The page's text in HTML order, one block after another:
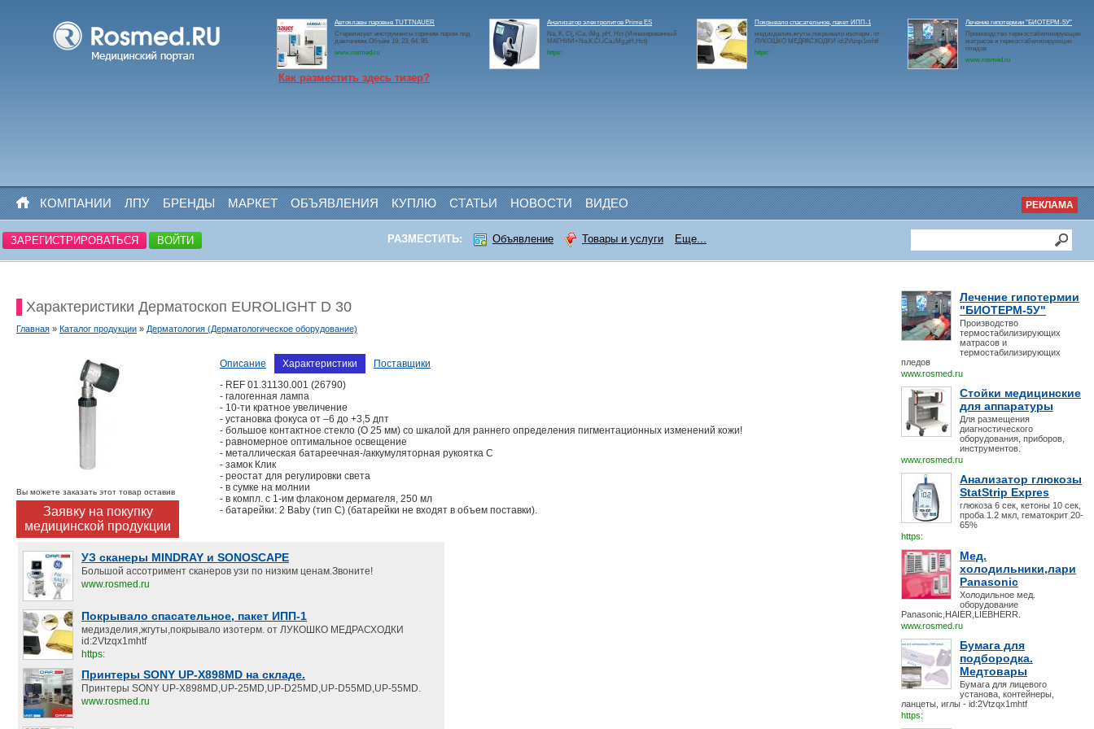
Автоклавы паровые TUTTNAUER
Стерилизует инструменты горячим паром под
давлением.Объём 19, 23, 64, 85.
www.rosmed.ru
Анализатор электролитов Prime ES
Na, K, Cl, iCa, iMg, pH, Hct (Ионизированный
МАГНИЙ+Na,K,Cl,iCa,iMg,pH,Hct)
https:
Покрывало спасательное, пакет ИПП-1
медизделия,жгуты,покрывало изотерм. от
ЛУКОШКО МЕДРАСХОДКИ id:2Vtzqx1mhtf
https:
Лечение гипотермии "БИОТЕРМ-5У"
Производство термостабилизирующих
матрасов и термостабилизирующих
пледов
www.rosmed.ru
Как разместить здесь тизер?
КОМПАНИИ ЛПУ БРЕНДЫ МАРКЕТ ОБЪЯВЛЕНИЯ КУПЛЮ СТАТЬИ НОВОСТИ ВИДЕО РЕКЛАМА
ЗАРЕГИСТРИРОВАТЬСЯ ВОЙТИ РАЗМЕСТИТЬ: Объявление Товары и услуги Еще...
Лечение гипотермии
"БИОТЕРМ-5У"
Производство
термостабилизирующих
матрасов и
термостабилизирующих
пледов
www.rosmed.ru
Стойки медицинские
для аппаратуры
Для размещения
диагностического
оборудования, приборов,
инструментов.
www.rosmed.ru
Анализатор глюкозы
StatStrip Expres
глюкоза 6 сек, кетоны 10 сек,
проба 1.2 мкл, гематокрит 20-
65%
https:
Мед.
холодильники,лари
Panasonic
Холодильное мед.
оборудование
Panasonic,HAIER,LIEBHERR.
www.rosmed.ru
Бумага для
подбородка.
Медтовары
Бумага для лицевого
установа, контейнеры,
ланцеты, иглы - id:2Vtzqx1mhtf
https:
Характеристики Дерматоскоп EUROLIGHT D 30
Главная » Каталог продукции » Дерматология (Дерматологическое оборудование)
Вы можете заказать этот товар оставив
Заявку на покупку
медицинской продукции
Описание Характеристики
Поставщики
- REF 01.31130.001 (26790)
- галогенная лампа
- 10-ти кратное увеличение
- установка фокуса от –6 до +3,5 дпт
- большое контактное стекло (O 25 мм) со шкалой для раннего определения пигментационных изменений кожи!
- равномерное оптимальное освещение
- металлическая батареечная-/аккумуляторная рукоятка C
- замок Клик
- реостат для регулировки света
- в сумке на молнии
- в компл. с 1-им флаконом дермагеля, 250 мл
- батарейки: 2 Baby (тип C) (батарейки не входят в объем поставки).
УЗ сканеры MINDRAY и SONOSCAPE
Большой ассотримент сканеров узи по низким ценам.Звоните!
www.rosmed.ru
Покрывало спасательное, пакет ИПП-1
медизделия,жгуты,покрывало изотерм. от ЛУКОШКО МЕДРАСХОДКИ
id:2Vtzqx1mhtf
https:
Принтеры SONY UP-X898MD на складе.
Принтеры SONY UP-X898MD,UP-25MD,UP-D25MD,UP-D55MD,UP-55MD.
www.rosmed.ru